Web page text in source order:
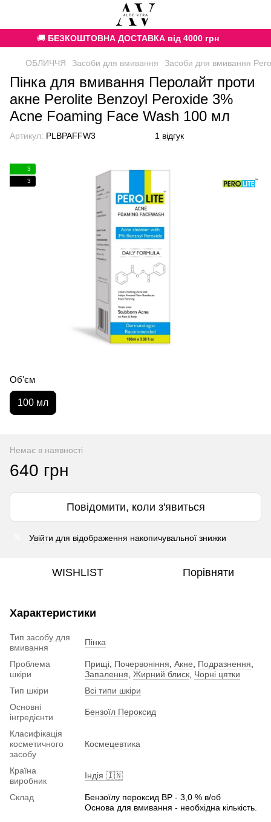
🚚 БЕЗКОШТОВНА ДОСТАВКА від 4000 грн
ОБЛИЧЧЯ Засоби для вмивання Засоби для вмивання
Пінка для вмивання Перолайт проти
акне Perolite Benzoyl Peroxide 3%
Acne Foaming Face Wash 100 мл
Артикул: PLBPAFFW3 1 відгук
3
3
Об'єм
100 мл
Немає в наявності
640 грн
Повідомити, коли з'явиться
Увійти для відображення накопичувальної знижки
WISHLIST Порівняти
Характеристики
Тип засобу для
вмивання
Пінка
Проблема
шкіри
Прищі Почервоніння Акне Подразнення
Запалення Жирний блиск Чорні цятки
Тип шкіри
Всі типи шкіри
Основні
інгредієнти
Бензоїл Пероксид
Класифікація
косметичного
засобу
Космецевтика
Країна
виробник
Індія 🇮🇳
Склад
Бензоїлу пероксид ВР - 3,0 % в/об
Основа для вмивання - необхідна кількість.